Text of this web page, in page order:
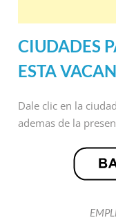
CIUDADES
ESTA
Dale clic en la
ademas de la